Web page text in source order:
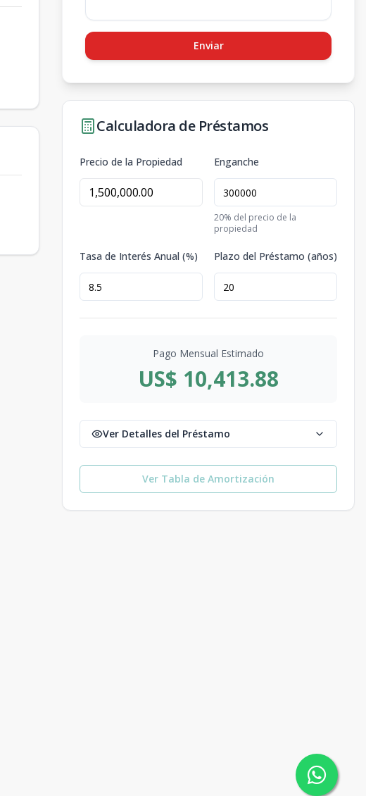
Enviar
Calculadora de Préstamos
Precio de la Propiedad Enganche
20% del precio de la
propiedad
Tasa de Interés Anual (%) Plazo del Préstamo (años)
Pago Mensual Estimado
US$ 10,413.88
Ver Detalles del Préstamo
Ver Tabla de Amortización